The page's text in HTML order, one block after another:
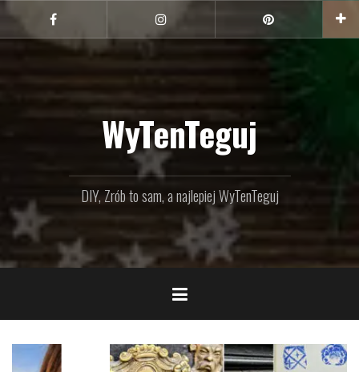
treści
Facebook Instagram
WyTenTeguj
DIY, Zrób to sam, a najlepiej WyTenTeguj